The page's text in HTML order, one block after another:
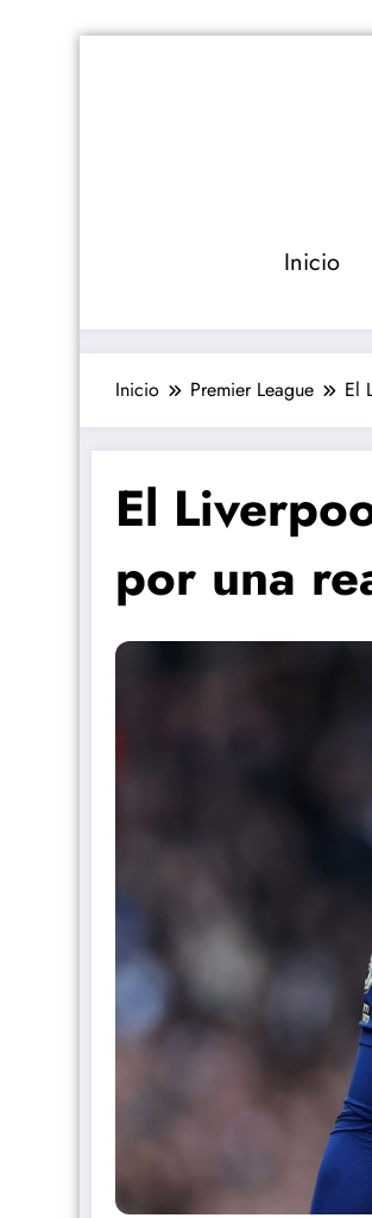
Inicio
Inicio Premier League El
El
por una